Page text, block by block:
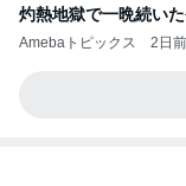
灼熱地獄で一晩続い
Amebaトピックス 2日前